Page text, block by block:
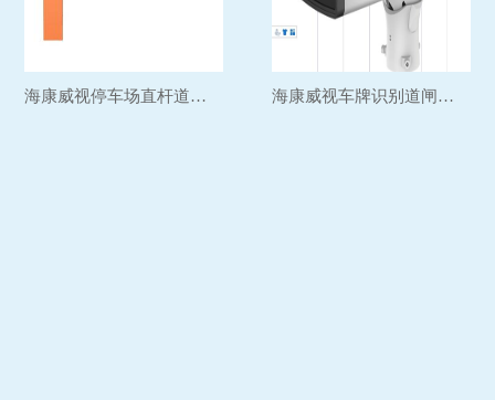
新闻资讯
常见问题
海康威视停车场直杆道闸机... 海康威视车牌识别道闸系统...